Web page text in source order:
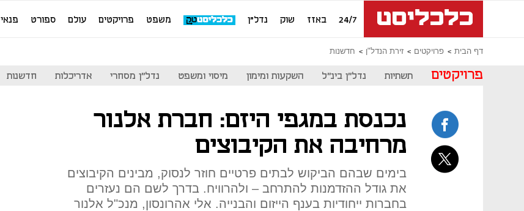
24/7 באזז שוק נדל"ן משפט פרויקטים עולם ספורט פנאי
דף הבית פרויקטים זירת הנדל"ן חדשנות
פרויקטים תשתיות נדל"ן בינ"ל השקעות ומימון מיסוי ומשפט נדל"ן מסחרי אדריכלות חדשנות
נכנסת במגפי היזם: חברת אלנור
מרחיבה את הקיבוצים
בימים שבהם הביקוש לבתים פרטיים חוזר לנסוק, מבינים הקיבוצים
את גודל ההזדמנות להתרחב – ולהרוויח. בדרך לשם הם נעזרים
בחברות ייחודיות בענף הייזום והבנייה. אלי אהרונסון, מנכ"ל אלנור